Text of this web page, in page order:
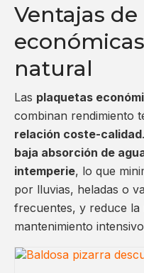
Ventajas
natural
Las plaquetas
combinan rendimiento
relación coste-calidad
baja absorción de
intemperie, lo que
por lluvias, heladas o
frecuentes, y reduce la
mantenimiento